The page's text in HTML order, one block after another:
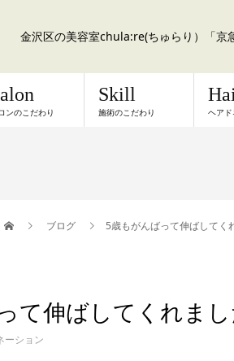
金沢区の美容室chula:re(ちゅらり）「京
ンのこだわり
Skill
施術のこだわり ヘア
ブログ 5歳もがんばって伸ばしてく
て伸ばしてくれまし
ーション